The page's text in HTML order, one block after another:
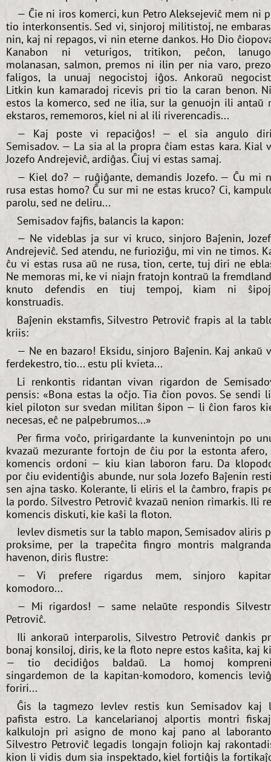
— Ĉie ni iros komerci, kun Petro Aleksejeviĉ mem ni
tio interkonsentis. Sed vi, sinjoroj militistoj, ne
nin, kaj ni repagos, vi nin eterne dankos. Ho Dio
Kanabon ni veturigos, tritikon, peĉon,
molanasan, salmon, premos ni ilin per nia varo,
faligos, la unuaj negocistoj iĝos. Ankoraŭ
Litkin kun kamaradoj ricevis pri tio la caran benon.
estos la komerco, sed ne ilia, sur la genuojn ili antaŭ
ekstaros, rememoros, kiel ni al ili riverencadis...
— Kaj poste vi repaciĝos! — el sia angulo
Semisadov. — La sia al la propra ĉiam estas kara. Kial
Jozefo Andrejeviĉ, ardiĝas. Ĉiuj vi estas samaj.
— Kiel do? — ruĝiĝante, demandis Jozefo. — Ĉu mi
rusa estas homo? Ĉu sur mi ne estas kruco? Ci,
parolu, sed ne deliru...
Semisadov fajfis, balancis la kapon:
— Ne videblas ja sur vi kruco, sinjoro Baĵenin,
Andrejeviĉ. Sed atendu, ne furioziĝu, mi vin ne timos.
ĉu vi estas rusa aŭ ne rusa, tion, certe, tuj diri ne
Ne memoras mi, ke vi niajn fratojn kontraŭ la
knuto defendis en tiuj tempoj, kiam ni
konstruadis.
Baĵenin ekstamfis, Silvestro Petroviĉ frapis al la
kriis:
— Ne en bazaro! Eksidu, sinjoro Baĵenin. Kaj ankaŭ
ferdekestro, tio... estu pli kvieta...
Li renkontis ridantan vivan rigardon de
pensis: «Bona estas la oĉjo. Tia ĉion povos. Se sendi
kiel piloton sur svedan militan ŝipon — li ĉion faros
necesas, eĉ ne palpebrumos...»
Per firma voĉo, pririgardante la kunvenintojn po
kvazaŭ mezurante fortojn de ĉiu por la estonta
komencis ordoni — kiu kian laboron faru. Da
por ĉiu evidentiĝis abunde, nur sola Jozefo Baĵenin
sen ajna tasko. Kolerante, li eliris el la ĉambro, frapis
la pordo. Silvestro Petroviĉ kvazaŭ nenion rimarkis. Ili
komencis diskuti, kie kaŝi la floton.
Ievlev dismetis sur la tablo mapon, Semisadov aliris
proksime, per la trapeĉita fingro montris
havenon, diris flustre:
— Vi prefere rigardus mem, sinjoro
komodoro...
— Mi rigardos! — same nelaŭte respondis
Petroviĉ.
Ili ankoraŭ interparolis, Silvestro Petroviĉ dankis
bonaj konsiloj, diris, ke la floto nepre estos kaŝita, kaj
— tio decidiĝos baldaŭ. La homoj
singardemon de la kapitan-komodoro, komencis
foriri...
Ĝis la tagmezo Ievlev restis kun Semisadov kaj
pafista estro. La kancelarianoj alportis montri
kalkulojn pri asigno de mono kaj pano al
Silvestro Petroviĉ legadis longajn foliojn kaj
kion li vidis dum sia inspektado, kiel fortiĝis la